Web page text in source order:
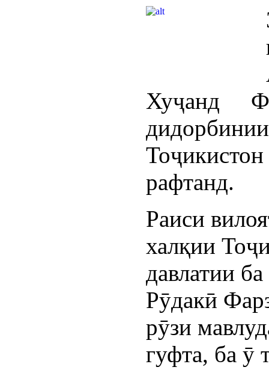
Хуҷанд
рафтанд.
Раиси
халқии
давлатии
Рӯдакӣ
рӯзи
гуфта, ба ӯ